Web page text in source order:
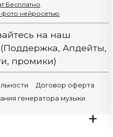
Бесплатно
фото нейросетью
на наш
(Поддержка, Апдейты,
промики)
Договор оферта
генератора музыки
+